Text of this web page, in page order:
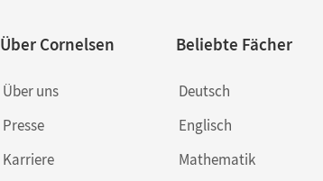
Über Cornelsen
Über uns
Presse
Karriere
Beliebte Fächer
Deutsch
Englisch
Mathematik